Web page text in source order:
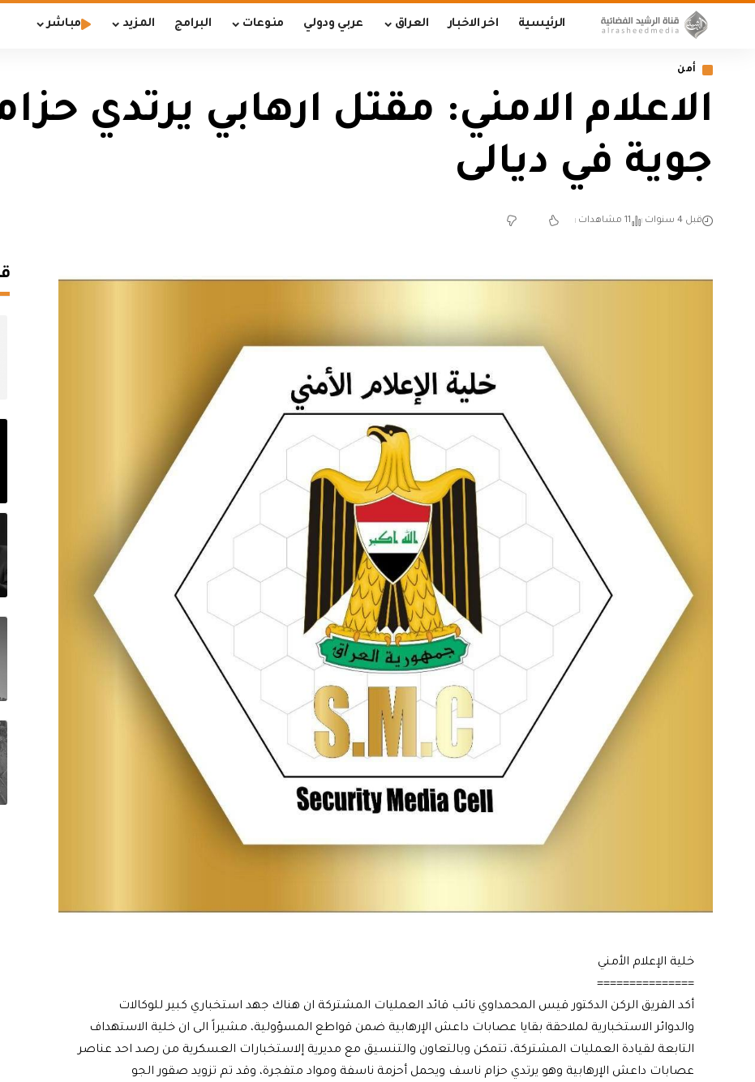
الرئيسية اخر الاخبار العراق عربي ودولي منوعات البرامج المزيد مباشر
أمن
الاعلام الامني: مقتل ارهابي يرتدي
جوية في ديالى
قبل 4 سنوات 11 مشاهدات
خلية الإعلام الأمني
===============
أكد الفريق الركن الدكتور قيس المحمداوي نائب قائد العمليات المشتركة ان هناك جهد استخباري كبير للوكالات
والدوائر الاستخبارية لملاحقة بقايا عصابات داعش الإرهابية ضمن قواطع المسؤولية، مشيراً الى ان خلية الاستهداف
التابعة لقيادة العمليات المشتركة، تتمكن وبالتعاون والتنسيق مع مديرية إلاستخبارات العسكرية من رصد احد عناصر
عصابات داعش الإرهابية وهو يرتدي حزام ناسف ويحمل أحزمة ناسفة ومواد متفجرة، وقد تم تزويد صقور الجو